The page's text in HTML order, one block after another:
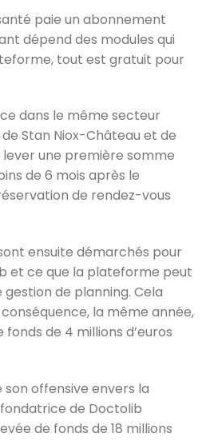
paie un abonnement
dépend des modules qui
tout est gratuit pour
dans le même secteur
Stan Niox-Château et de
une première somme
de 6 mois après le
de rendez-vous
ensuite démarchés pour
et ce que la plateforme peut
de planning. Cela
la même année,
de 4 millions d’euros
son offensive envers la
de Doctolib
de fonds de 18 millions